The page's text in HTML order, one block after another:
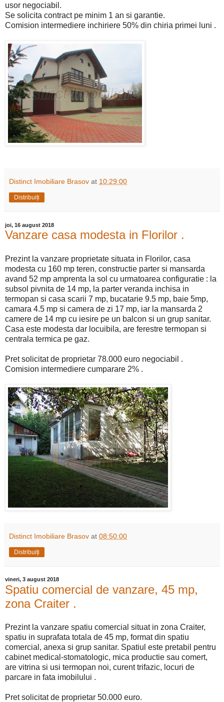
usor negociabil.
Se solicita contract pe minim 1 an si garantie.
Comision intermediere inchiriere 50% din chiria primei luni .
Distinct Imobiliare Brasov at 10:29:00
Distribuiți
joi, 16 august 2018
Vanzare casa modesta in Florilor .
Prezint la vanzare proprietate situata in Florilor, casa
modesta cu 160 mp teren, constructie parter si mansarda
avand 52 mp amprenta la sol cu urmatoarea configuratie : la
subsol pivnita de 14 mp, la parter veranda inchisa in
termopan si casa scarii 7 mp, bucatarie 9.5 mp, baie 5mp,
camara 4.5 mp si camera de zi 17 mp, iar la mansarda 2
camere de 14 mp cu iesire pe un balcon si un grup sanitar.
Casa este modesta dar locuibila, are ferestre termopan si
centrala termica pe gaz.
Pret solicitat de proprietar 78.000 euro negociabil .
Comision intermediere cumparare 2% .
Distinct Imobiliare Brasov at 08:50:00
Distribuiți
vineri, 3 august 2018
Spatiu comercial de vanzare, 45 mp,
zona Craiter .
Prezint la vanzare spatiu comercial situat in zona Craiter,
spatiu in suprafata totala de 45 mp, format din spatiu
comercial, anexa si grup sanitar. Spatiul este pretabil pentru
cabinet medical-stomatologic, mica productie sau comert,
are vitrina si usi termopan noi, curent trifazic, locuri de
parcare in fata imobilului .
Pret solicitat de proprietar 50.000 euro.